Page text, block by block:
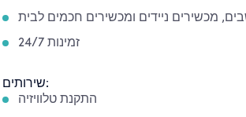
מכשירים ניידים ומכשירים חכמים לבית
זמינות 24/7
שירותים:
התקנת טלוויזיה